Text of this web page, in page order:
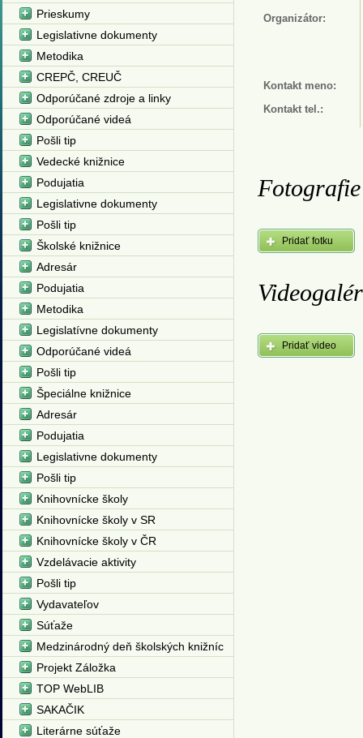
Organizátor:
Kontakt meno:
Kontakt tel.:
Fotografie
Pridať fotku
Pridať video
Prieskumy
Legislativne dokumenty
Metodika
CREPČ, CREUČ
Odporúčané zdroje a linky
Odporúčané videá
Pošli tip
Vedecké knižnice
Podujatia
Legislativne dokumenty
Pošli tip
Školské knižnice
Adresár
Podujatia
Metodika
Legislatívne dokumenty
Odporúčané videá
Pošli tip
Špeciálne knižnice
Adresár
Podujatia
Legislativne dokumenty
Pošli tip
Knihovnícke školy
Knihovnícke školy v SR
Knihovnícke školy v ČR
Vzdelávacie aktivity
Pošli tip
Vydavateľov
Súťaže
Medzinárodný deň školských knižníc
Projekt Záložka
TOP WebLIB
SAKAČIK
Literárne súťaže